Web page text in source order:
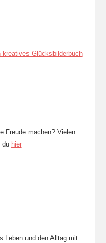
kreatives Glücksbilderbuch
Freude machen? Vielen
du hier
Leben und den Alltag mit